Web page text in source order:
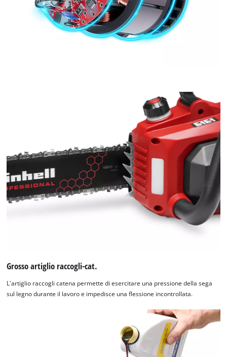
Grosso artiglio raccogli-cat.
L'artiglio raccogli catena permette di esercitare una pressione della sega
sul legno durante il lavoro e impedisce una flessione incontrollata.